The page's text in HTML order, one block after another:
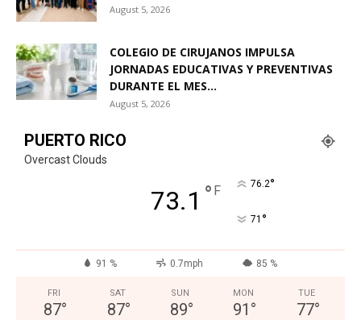
August 5, 2026
COLEGIO DE CIRUJANOS IMPULSA
JORNADAS EDUCATIVAS Y PREVENTIVAS
DURANTE EL MES...
August 5, 2026
PUERTO RICO
Overcast Clouds
73.1 ° F 76.2°
71 °
91 % 0.7mph 85 %
FRI
87°
SAT
87°
SUN
89°
MON
91 °
TUE
77°